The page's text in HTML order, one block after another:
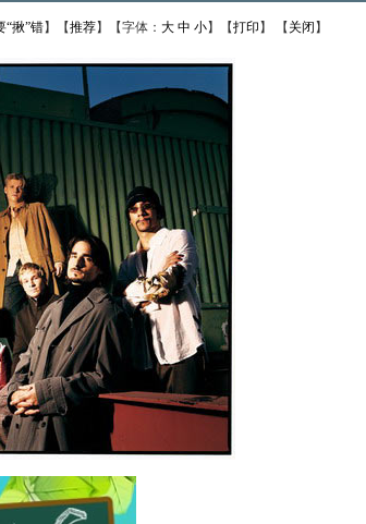
“揪”错】【推荐】【字体： 大 中 小】【打印 】 【 关闭 】